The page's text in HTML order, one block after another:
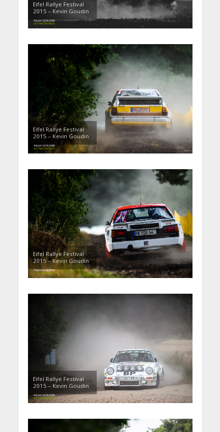
Eifel Rallye Festival
2015 – Kevin Goudin
Eifel Rallye Festival
2015 – Kevin Goudin
Eifel Rallye Festival
2015 – Kevin Goudin
Eifel Rallye Festival
2015 – Kevin Goudin